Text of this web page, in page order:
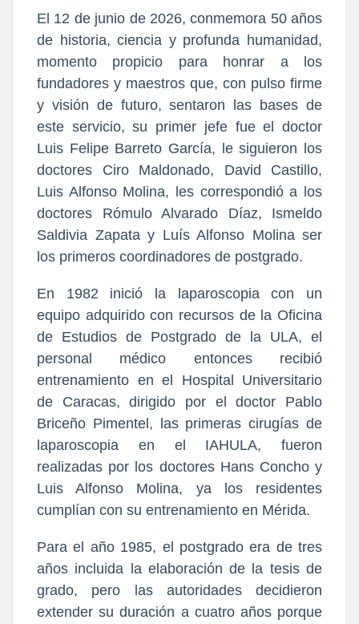
El 12 de junio de 2026, conmemora 50 años
de historia, ciencia y profunda humanidad,
momento propicio para honrar a los
fundadores y maestros que, con pulso firme
y visión de futuro, sentaron las bases de
este servicio, su primer jefe fue el doctor
Luis Felipe Barreto García, le siguieron los
doctores Ciro Maldonado, David Castillo,
Luis Alfonso Molina, les correspondió a los
doctores Rómulo Alvarado Díaz, Ismeldo
Saldivia Zapata y Luís Alfonso Molina ser
los primeros coordinadores de postgrado.
En 1982 inició la laparoscopia con un
equipo adquirido con recursos de la Oficina
de Estudios de Postgrado de la ULA, el
personal médico entonces recibió
entrenamiento en el Hospital Universitario
de Caracas, dirigido por el doctor Pablo
Briceño Pimentel, las primeras cirugías de
laparoscopia en el IAHULA, fueron
realizadas por los doctores Hans Concho y
Luis Alfonso Molina, ya los residentes
cumplían con su entrenamiento en Mérida.
Para el año 1985, el postgrado era de tres
años incluida la elaboración de la tesis de
grado, pero las autoridades decidieron
extender su duración a cuatro años porque